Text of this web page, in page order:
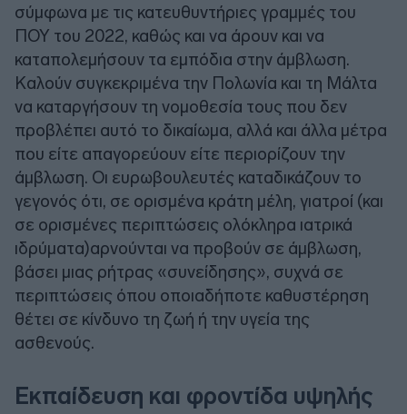
σύμφωνα με τις κατευθυντήριες γραμμές του
ΠΟΥ του 2022, καθώς και να άρουν και να
καταπολεμήσουν τα εμπόδια στην άμβλωση.
Καλούν συγκεκριμένα την Πολωνία και τη Μάλτα
να καταργήσουν τη νομοθεσία τους που δεν
προβλέπει αυτό το δικαίωμα, αλλά και άλλα μέτρα
που είτε απαγορεύουν είτε περιορίζουν την
άμβλωση. Οι ευρωβουλευτές καταδικάζουν το
γεγονός ότι, σε ορισμένα κράτη μέλη, γιατροί (και
σε ορισμένες περιπτώσεις ολόκληρα ιατρικά
ιδρύματα)αρνούνται να προβούν σε άμβλωση,
βάσει μιας ρήτρας «συνείδησης», συχνά σε
περιπτώσεις όπου οποιαδήποτε καθυστέρηση
θέτει σε κίνδυνο τη ζωή ή την υγεία της
ασθενούς.
Εκπαίδευση και φροντίδα υψηλής